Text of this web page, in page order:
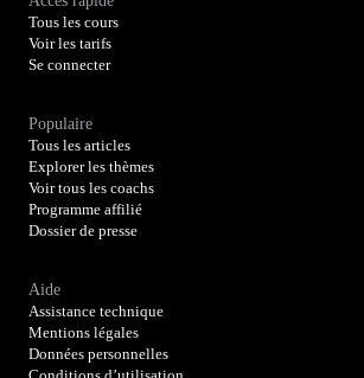
Tous les cours
Voir les tarifs
Se connecter
Populaire
Tous les articles
Explorer les thèmes
Voir tous les coachs
Programme affilié
Dossier de presse
Aide
Assistance technique
Mentions légales
Données personnelles
Conditions d’utilisation